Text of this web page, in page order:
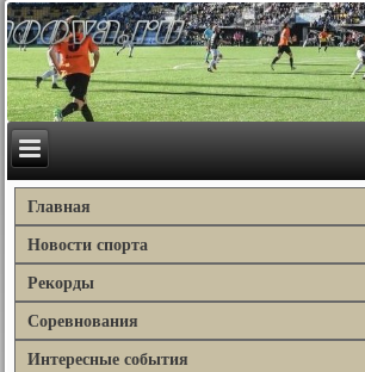
Главная
Новости спорта
Рекорды
Соревнования
Интересные события